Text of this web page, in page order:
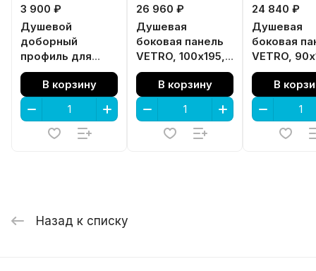
3 900 ₽
Душевой
доборный
профиль для
распашной
двери VETRO,
195, матовый
черный
В корзину
26 960 ₽
Душевая
боковая панель
VETRO, 100х195,
матовый черный
В корзину
24 840 ₽
Душевая
боковая
VETRO,
матовый
В
Назад к списку